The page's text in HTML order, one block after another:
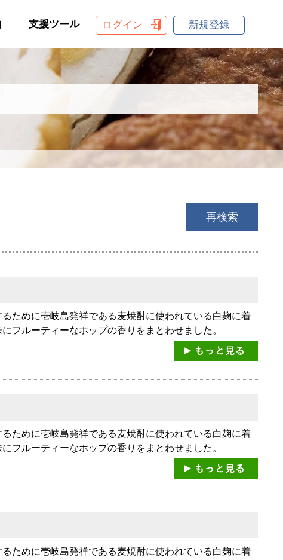
支援ツール ログイン 新規登録
再検索
ために壱岐島発祥である麦焼酎に使われている白麹に着
フルーティーなホップの香りをまとわせました。
ために壱岐島発祥である麦焼酎に使われている白麹に着
フルーティーなホップの香りをまとわせました。
ために壱岐島発祥である麦焼酎に使われている白麹に着